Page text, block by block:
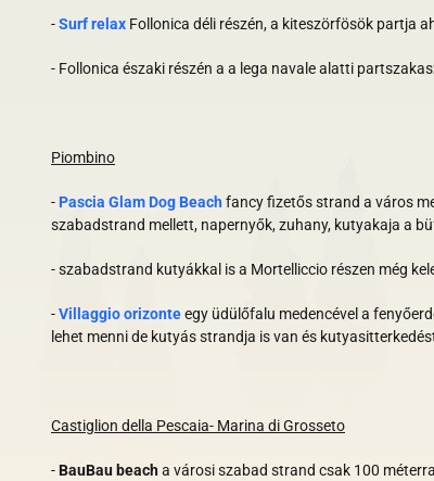
-Surf relax Follonica déli részén,a kiteszörfösök partja
- Follonica északi részén a a lega navale alatti
Piombino
-Pascia Glam Dog Beachfancy fizetős strand a város
szabadstrand mellett, napernyők, zuhany, kutyakaja a
- szabadstrand kutyákkal is a Mortelliccio részen még
-Villaggio orizonteegy üdülőfalu medencével a
lehet menni de kutyás strandja is van és
Castiglion della Pescaia- Marina di Grosseto
-BauBau beacha városi szabad strand csak 100